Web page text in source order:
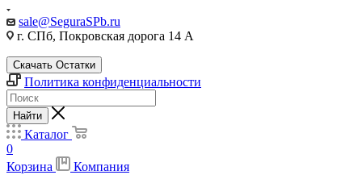
sale@SeguraSPb.ru
г. СПб, Покровская дорога 14 А
Скачать Остатки
Политика конфиденциальности
Найти
Каталог
0
Корзина
Компания